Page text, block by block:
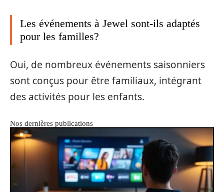
Les événements à Jewel sont-ils adaptés
pour les familles?
Oui, de nombreux événements saisonniers
sont conçus pour être familiaux, intégrant
des activités pour les enfants.
Nos dernières publications